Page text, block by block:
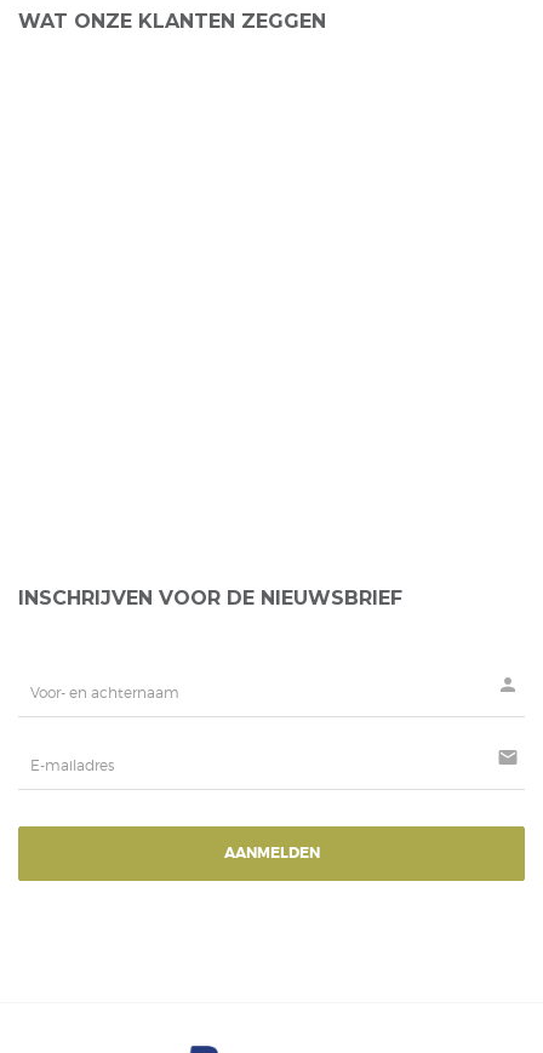
WAT ONZE KLANTEN ZEGGEN
INSCHRIJVEN VOOR DE NIEUWSBRIEF
person
mail
AANMELDEN